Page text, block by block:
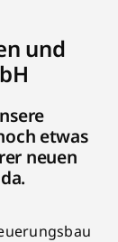
und
etwas
neuen